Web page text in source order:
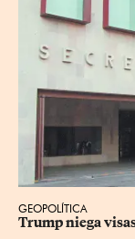
GEOPOLÍTICA
Trump niega